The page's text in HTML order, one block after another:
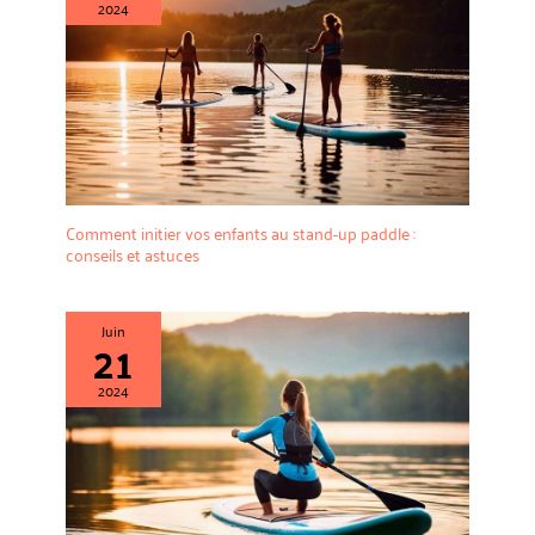
2024
Comment initier vos enfants au stand-up paddle :
conseils et astuces
Juin
21
2024